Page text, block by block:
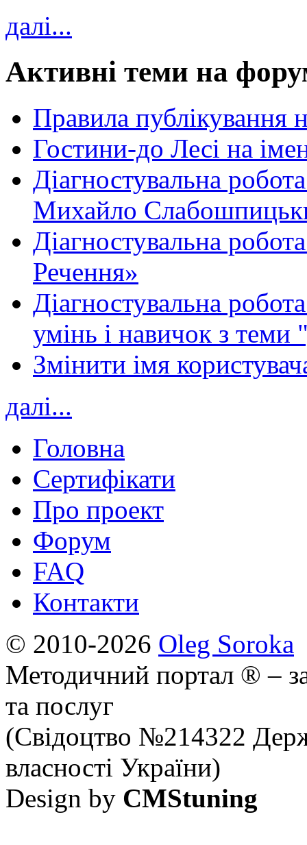
далі...
Активні теми на
Правила публікування
Гостини-до Лесі на
Діагностувальна
Михайло
Діагностувальна
Речення»
Діагностувальна
умінь і навичок з теми
Змінити імя
далі...
Головна
Сертифікати
Про проект
Форум
FAQ
Контакти
© 2010-2026 Oleg Soroka
Методичний портал ® –
та послуг
(Свідоцтво №214322
власності України)
Design by CMStuning